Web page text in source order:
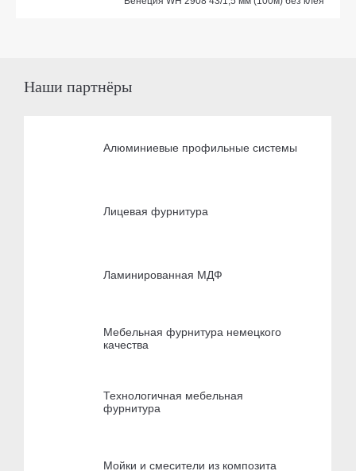
Наши партнёры
Алюминиевые профильные системы
Лицевая фурнитура
Ламинированная МДФ
Мебельная фурнитура немецкого
качества
Технологичная мебельная
фурнитура
Мойки и смесители из композита